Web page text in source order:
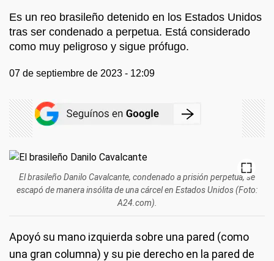
Es un reo brasileño detenido en los Estados Unidos
tras ser condenado a perpetua. Está considerado
como muy peligroso y sigue prófugo.
07 de septiembre de 2023 - 12:09
El brasileño Danilo Cavalcante, condenado a prisión perpetua, se
escapó de manera insólita de una cárcel en Estados Unidos (Foto:
A24.com).
Apoyó su mano izquierda sobre una pared (como
una gran columna) y su pie derecho en la pared de